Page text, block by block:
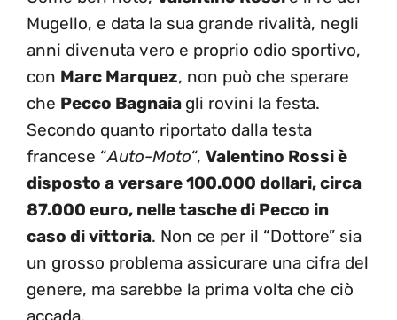
Mugello, e data la sua grande rivalità, negli
anni divenuta vero e proprio odio sportivo,
con Marc Marquez, non può che sperare
che Pecco Bagnaia gli rovini la festa.
Secondo quanto riportato dalla testa
francese “Auto-Moto“, Valentino Rossi è
disposto a versare 100.000 dollari, circa
87.000 euro, nelle tasche di Pecco in
caso di vittoria. Non ce per il “Dottore” sia
un grosso problema assicurare una cifra del
genere, ma sarebbe la prima volta che ciò